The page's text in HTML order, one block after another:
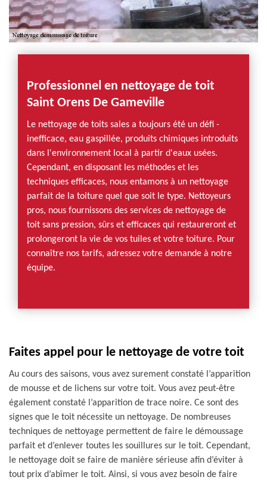
Professionnel en nettoyage de toit
Saint Orens De Gameville
Le nettoyage de toits sales a toujours été un défi -
inefficace, eau gaspillée, produits chimiques introduits
dans l'environnement local à partir d'eaux usées.
Cependant, en disposant les méthodes et les
techniques efficaces, nous entamons à un nettoyage
parfait de la toiture quel que soit le type. Nettoyeurs
pros, nous fournissons des services de nettoyage de
toit sans pression, sûrs et efficaces qui restaureront et
prolongeront la vie de vos tuiles et votre toiture. Pour
connaître nos tarifs, adressez votre demande à notre
équipe.
Faites appel pour le nettoyage de votre toit
Au cours des saisons, vous avez surement constaté l’apparition
de mousse et de lichens sur votre toit. Vous avez peut-être
également constaté l’apparition de trace noire. Ce sont des
signes que le toit nécessite un nettoyage. De nombreuses
techniques de nettoyage permettent de faire le démoussage
parfait et d’enlever toutes les souillures sur le toit. Cependant,
le nettoyage doit se faire de manière sérieuse afin d’éviter à
tout prix d’abîmer le toit. Ainsi, si vous avez besoin de faire